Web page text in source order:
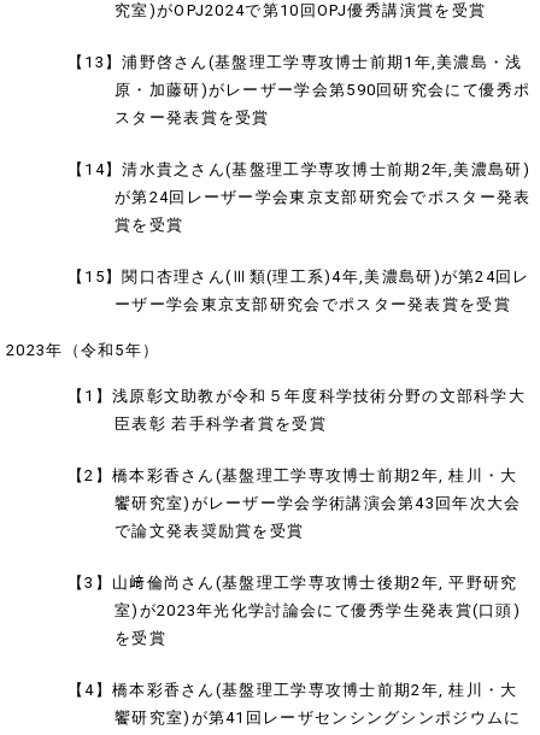
究室)がOPJ2024で第10回OPJ優秀講演賞を受賞
【13】浦野啓さん(基盤理工学専攻博士前期1年,美濃島・浅
原・加藤研)がレーザー学会第590回研究会にて優秀ポ
スター発表賞を受賞
【14】清水貴之さん(基盤理工学専攻博士前期2年,美濃島研)
が第24回レーザー学会東京支部研究会でポスター発表
賞を受賞
【15】関口杏理さん(Ⅲ類(理工系)4年,美濃島研)が第24回レ
ーザー学会東京支部研究会でポスター発表賞を受賞
2023年（令和5年）
【1】浅原彰文助教が令和５年度科学技術分野の文部科学大
臣表彰 若手科学者賞を受賞
【2】橋本彩香さん(基盤理工学専攻博士前期2年, 桂川・大
饗研究室)がレーザー学会学術講演会第43回年次大会
で論文発表奨励賞を受賞
【3】山﨑倫尚さん(基盤理工学専攻博士後期2年, 平野研究
室)が2023年光化学討論会にて優秀学生発表賞(口頭)
を受賞
【4】橋本彩香さん(基盤理工学専攻博士前期2年, 桂川・大
饗研究室)が第41回レーザセンシングシンポジウムに